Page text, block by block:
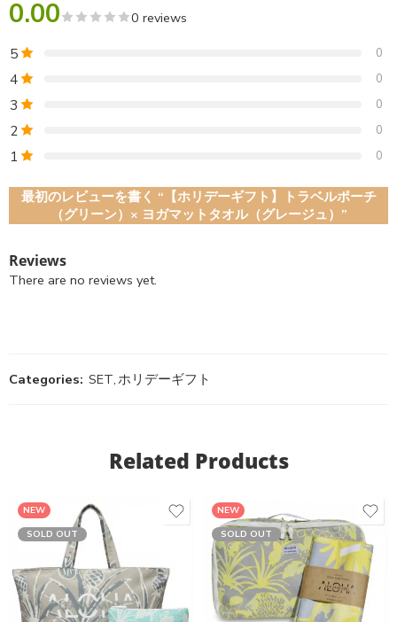
0.00 0 reviews
5 0
4 0
3 0
2 0
1 0
最初のレビューを書く “【ホリデーギフト】トラベルポーチ
（グリーン）× ヨガマットタオル（グレージュ）”
Reviews
There are no reviews yet.
Categories: SET,ホリデーギフト
Related Products
NEW
SOLD OUT
NEW
SOLD OUT